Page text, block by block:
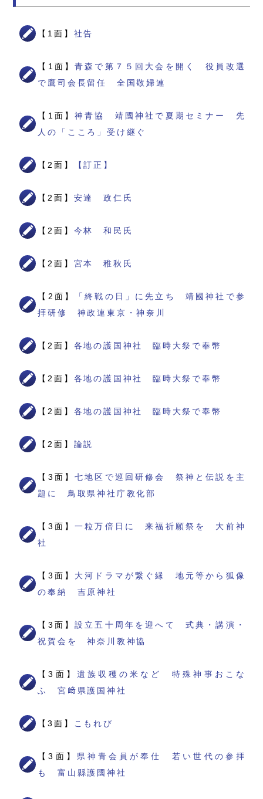
【1面】 社告
【1面】青森で第７５回大会を開く 役員改選
で鷹司会長留任 全国敬婦連
【1面】神青協 靖國神社で夏期セミナー 先
人の「こころ」受け継ぐ
【2面】 【訂正】
【2面】 安達 政仁氏
【2面】 今林 和民氏
【2面】 宮本 稚秋氏
【2面】
「終戦の日」に先立ち 靖國神社で参
拝研修 神政連東京・神奈川
【2面】 各地の護国神社 臨時大祭で奉幣
【2面】 各地の護国神社 臨時大祭で奉幣
【2面】 各地の護国神社 臨時大祭で奉幣
【2面】 論説
【3面】七地区で巡回研修会 祭神と伝説を主
題に 鳥取県神社庁教化部
【3面】一粒万倍日に 来福祈願祭を 大前神
社
【3面】 大河ドラマが繋ぐ縁 地元等から狐像
の奉納 吉原神社
【3面】設立五十周年を迎へて 式典・講演・
祝賀会を 神奈川教神協
【3面】 遺族収穫の米など 特殊神事おこな
ふ 宮﨑県護国神社
【3面】 こもれび
【3面】 県神青会員が奉仕 若い世代の参拝
も 富山縣護國神社